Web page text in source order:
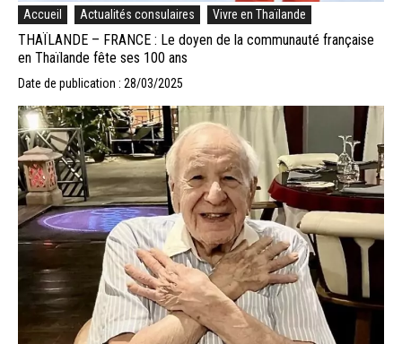
Accueil Actualités consulaires Vivre en Thaïlande
THAÏLANDE – FRANCE : Le doyen de la communauté française
en Thaïlande fête ses 100 ans
Date de publication : 28/03/2025